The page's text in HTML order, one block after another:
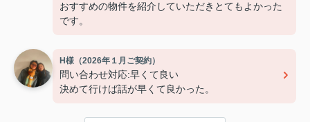
おすすめの物件を紹介していただきとてもよかった
です。
H様（2026年１月ご契約）
問い合わせ対応:早くて良い
決めて行けば話が早くて良かった。